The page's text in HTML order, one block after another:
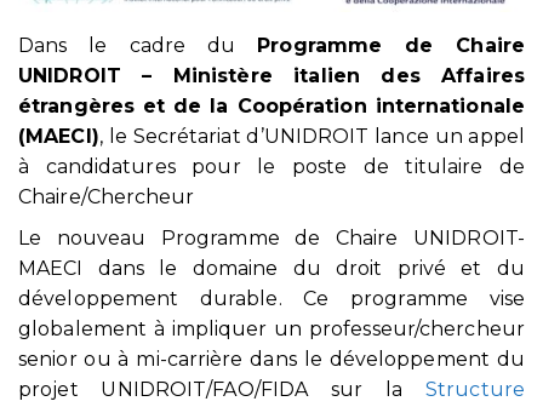
Dans le cadre du Programme de Chaire
UNIDROIT – Ministère italien des Affaires
étrangères et de la Coopération internationale
(MAECI), le Secrétariat d’UNIDROIT lance un appel
à candidatures pour le poste de titulaire de
Chaire/Chercheur
Le nouveau Programme de Chaire UNIDROIT-
MAECI dans le domaine du droit privé et du
développement durable. Ce programme vise
globalement à impliquer un professeur/chercheur
senior ou à mi-carrière dans le développement du
projet UNIDROIT/FAO/FIDA sur laStructure